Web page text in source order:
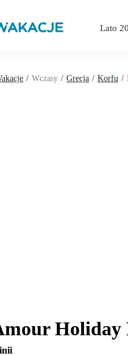
Lato
Wczasy Grecja Korfu
Holiday